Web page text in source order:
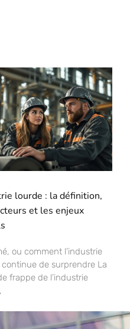
lourde : la définition,
et les enjeux
ou comment l’industrie
continue de surprendre La
frappe de l’industrie